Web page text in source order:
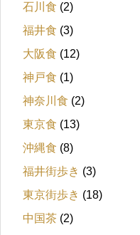
石川食 (2)
福井食 (3)
大阪食 (12)
神戸食 (1)
神奈川食 (2)
東京食 (13)
沖縄食 (8)
福井街歩き (3)
東京街歩き (18)
中国茶 (2)